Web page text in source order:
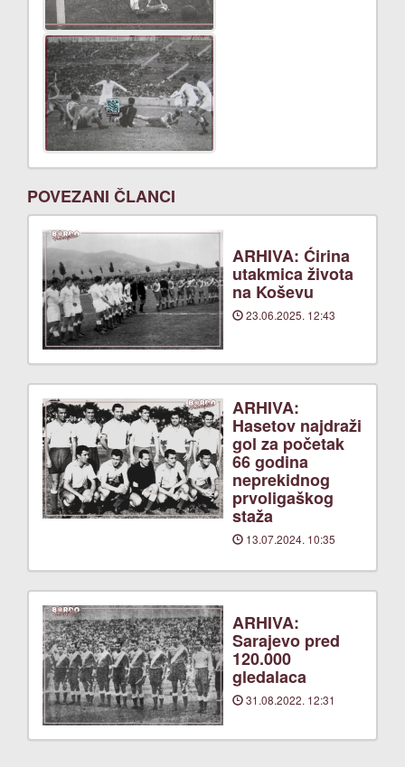
POVEZANI ČLANCI
ARHIVA: Ćirina
utakmica života
na Koševu
23.06.2025. 12:43
ARHIVA:
Hasetov najdraži
gol za početak
66 godina
neprekidnog
prvoligaškog
staža
13.07.2024. 10:35
ARHIVA:
Sarajevo pred
120.000
gledalaca
31.08.2022. 12:31